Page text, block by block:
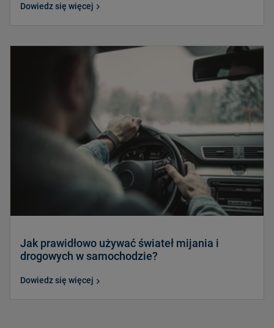
Dowiedz się więcej
Jak prawidłowo używać świateł mijania i
drogowych w samochodzie?
Dowiedz się więcej